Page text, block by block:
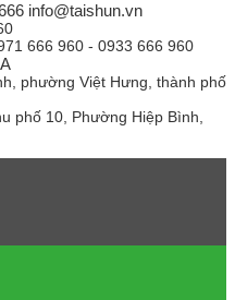
info@taishun.vn
666 960 - 0933 666 960
phường Việt Hưng, thành phố
phố 10, Phường Hiệp Bình,